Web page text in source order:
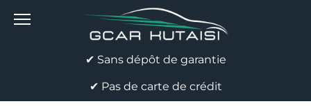
✔ Sans dépôt de garantie
✔ Pas de carte de crédit